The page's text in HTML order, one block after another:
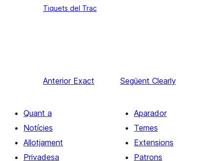
Tiquets del Trac
Anterior Exact Següent Clearly
Quant a
Notícies
Allotjament
Privadesa
Aparador
Temes
Extensions
Patrons